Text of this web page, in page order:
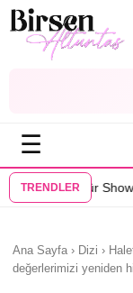
☰
TRENDLER
yıldızları Burak
Ana Sayfa › Dizi ›
değerlerimizi yeniden